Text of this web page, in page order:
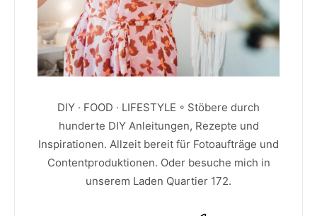
DIY · FOOD · LIFESTYLE ◦ Stöbere durch
hunderte DIY Anleitungen, Rezepte und
Inspirationen. Allzeit bereit für Fotoaufträge und
Contentproduktionen. Oder besuche mich in
unserem Laden Quartier 172.